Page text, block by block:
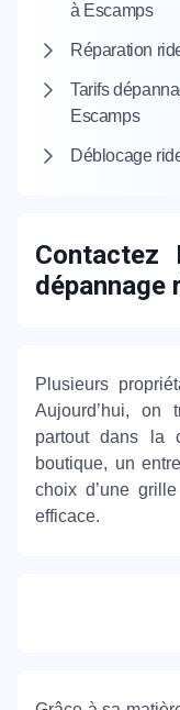
à Escamps
Réparation
Tarifs
Escamps
Déblocage
Contactez
dépannage
Plusieurs
Aujourd’hui, on
partout dans la
boutique, un
choix d’une
efficace.